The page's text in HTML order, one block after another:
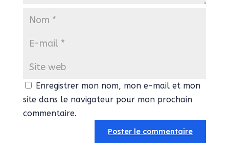
Enregistrer mon nom, mon e-mail et mon
site dans le navigateur pour mon prochain
commentaire.